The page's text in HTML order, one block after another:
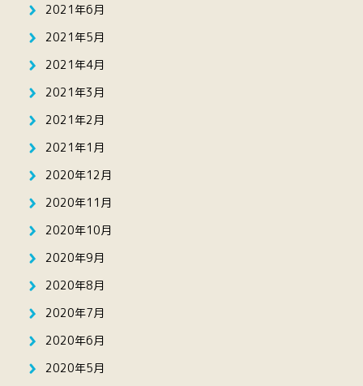
2021年6月
2021年5月
2021年4月
2021年3月
2021年2月
2021年1月
2020年12月
2020年11月
2020年10月
2020年9月
2020年8月
2020年7月
2020年6月
2020年5月